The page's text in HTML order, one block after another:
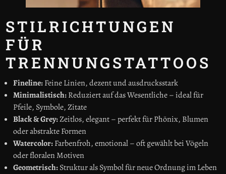
STILRICHTUNGEN
FÜR
TRENNUNGSTATTOOS
Fineline:Feine Linien, dezent und ausdrucksstark
Minimalistisch:Reduziert auf das Wesentliche – ideal für
Pfeile, Symbole, Zitate
Black & Grey:Zeitlos, elegant – perfekt für Phönix, Blumen
oder abstrakte Formen
Watercolor:Farbenfroh, emotional – oft gewählt bei Vögeln
oder floralen Motiven
Geometrisch:Struktur als Symbol für neue Ordnung im Leben